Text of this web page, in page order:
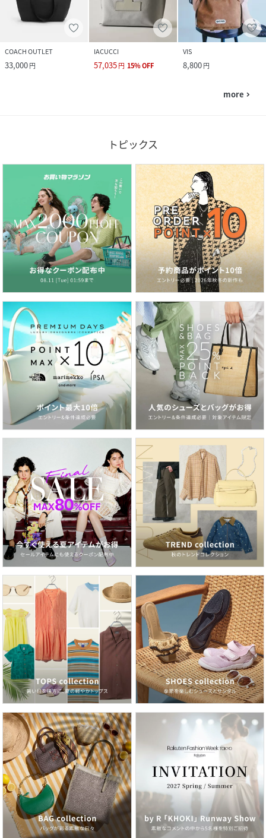
COACH OUTLET
33,000円
IACUCCI
57,035円 15%OFF
VIS
8,800円
more navigate_next
トピックス